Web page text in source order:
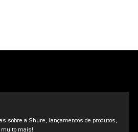
sobre a Shure, lançamentos de produtos,
muito mais!